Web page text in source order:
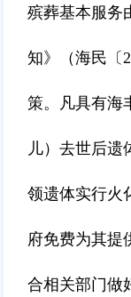
殡葬基本服务
知》（海民〔
策。凡具有海
儿）去世后遗
领遗体实行火
府免费为其提
合相关部门做